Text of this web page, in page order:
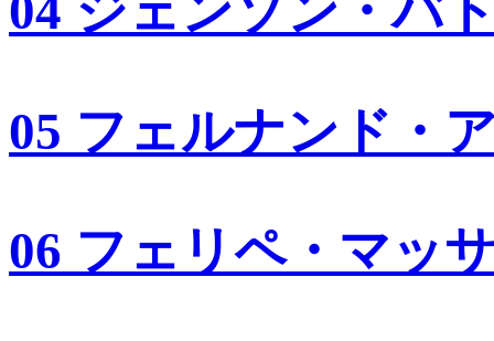
05 フェルナンド・
06 フェリペ・マッ